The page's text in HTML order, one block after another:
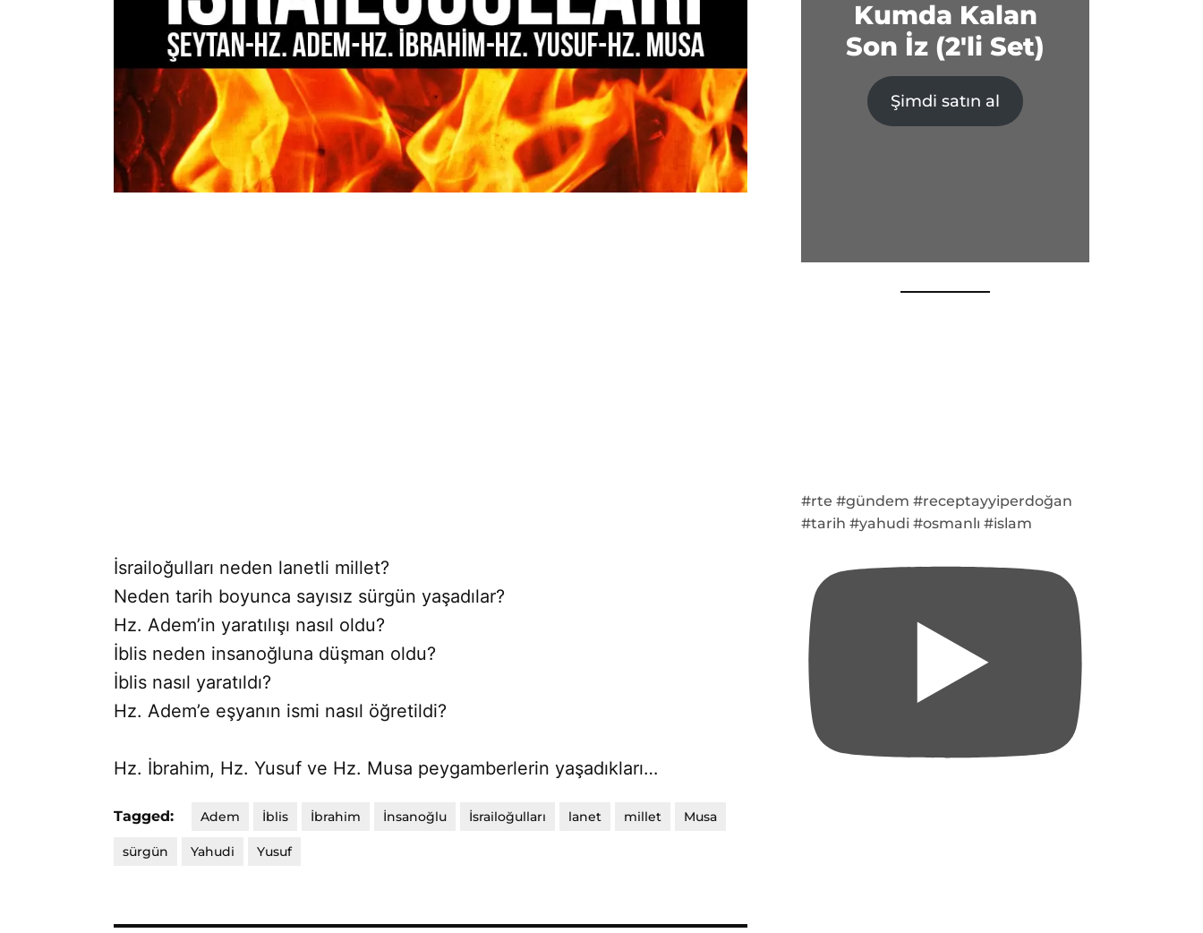
İsrailoğulları neden lanetli millet?
Neden tarih boyunca sayısız sürgün yaşadılar?
Hz. Adem’in yaratılışı nasıl oldu?
İblis neden insanoğluna düşman oldu?
İblis nasıl yaratıldı?
Hz. Adem’e eşyanın ismi nasıl öğretildi?
Hz. İbrahim, Hz. Yusuf ve Hz. Musa peygamberlerin yaşadıkları…
Tagged: Adem İblis İbrahim İnsanoğlu İsrailoğulları lanet millet Musa
sürgün Yahudi Yusuf
Kumda Kalan
Son İz (2'li Set)
Şimdi satın al
#rte #gündem #receptayyiperdoğan
#tarih #yahudi #osmanlı #islam